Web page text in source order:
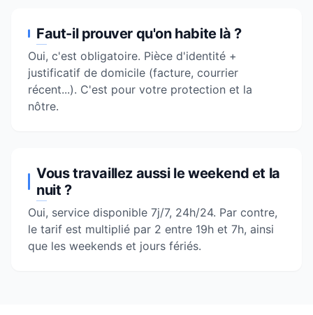
Faut-il prouver qu'on habite là ?
Oui, c'est obligatoire. Pièce d'identité +
justificatif de domicile (facture, courrier
récent...). C'est pour votre protection et la
nôtre.
Vous travaillez aussi le weekend et la
nuit ?
Oui, service disponible 7j/7, 24h/24. Par contre,
le tarif est multiplié par 2 entre 19h et 7h, ainsi
que les weekends et jours fériés.